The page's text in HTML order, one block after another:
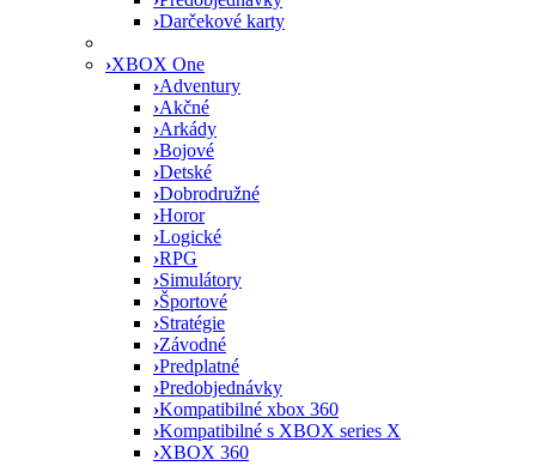
›Darčekové karty
›XBOX One
›Adventury
›Akčné
›Arkády
›Bojové
›Detské
›Dobrodružné
›Horor
›Logické
›RPG
›Simulátory
›Športové
›Stratégie
›Závodné
›Predplatné
›Predobjednávky
›Kompatibilné xbox 360
›Kompatibilné s XBOX series X
›XBOX 360